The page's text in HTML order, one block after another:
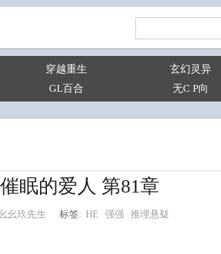
穿越重生
玄幻灵异
GL百合 无C P向
眠的爱人 第81章
幺玖先生 标签: HE 强强 推理悬疑